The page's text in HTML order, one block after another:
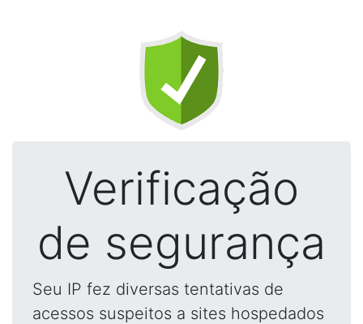
Verificação
de segurança
Seu IP fez diversas tentativas de
acessos suspeitos a sites hospedados